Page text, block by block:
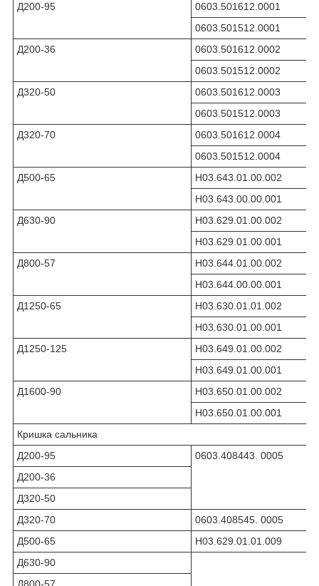
Д200-95
0603.501612.0001
0603.501512.0001
Д200-36
0603.501612.0002
0603.501512.0002
Д320-50
0603.501612.0003
0603.501512.0003
Д320-70
0603.501612.0004
0603.501512.0004
Д500-65
Н03.643.01.00.002
Н03.643.00.00.001
Д630-90
Н03.629.01.00.002
Н03.629.01.00.001
Д800-57
Н03.644.01.00.002
Н03.644.00.00.001
Д1250-65
Н03.630.01.01.002
Н03.630.01.00.001
Д1250-125
Н03.649.01.00.002
Н03.649.01.00.001
Д1600-90
Н03.650.01.00.002
Н03.650.01.00.001
Кришка сальника
Д200-95
0603.408443. 0005
Д200-36
Д320-50
Д320-70
0603.408545. 0005
Д500-65
Н03.629.01.01.009
Д630-90